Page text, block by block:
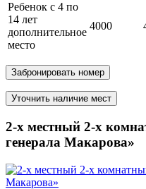
Ребенок с 4 по
14 лет
дополнительное
место
4000
Забронировать номер
Уточнить наличие мест
2-х местный 2-х
генерала Макарова»